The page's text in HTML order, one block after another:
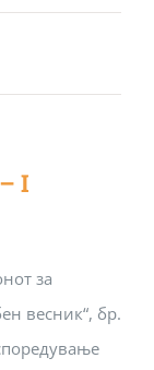
I
за
весник“, бр.